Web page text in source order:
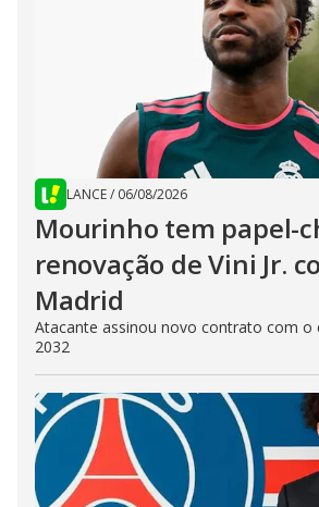
LANCE/ 06/08/2026
Mourinho tem papel-
renovação de Vini Jr.
Madrid
Atacante assinou novo contrato com o
2032